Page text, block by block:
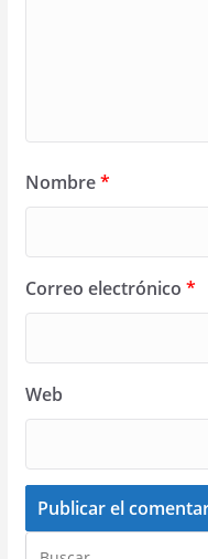
Nombre*
Correo electrónico *
Web